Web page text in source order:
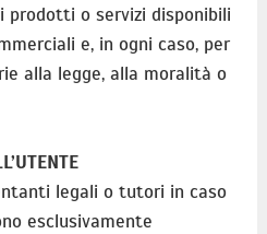
prodotti o servizi disponibili
e, in ogni caso, per
alla legge, alla moralità o
legali o tutori in caso
esclusivamente